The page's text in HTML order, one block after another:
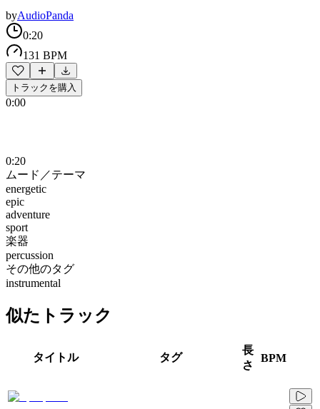
byAudioPanda
0:20
131 BPM
トラックを購入
0:00
0:20
ムード／テーマ
energetic
epic
adventure
sport
楽器
percussion
その他のタグ
instrumental
似たトラック
タイトル タグ
長
さ
BPM